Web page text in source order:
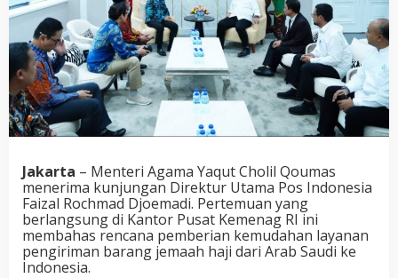
Jakarta – Menteri Agama Yaqut Cholil Qoumas
menerima kunjungan Direktur Utama Pos Indonesia
Faizal Rochmad Djoemadi. Pertemuan yang
berlangsung di Kantor Pusat Kemenag RI ini
membahas rencana pemberian kemudahan layanan
pengiriman barang jemaah haji dari Arab Saudi ke
Indonesia.